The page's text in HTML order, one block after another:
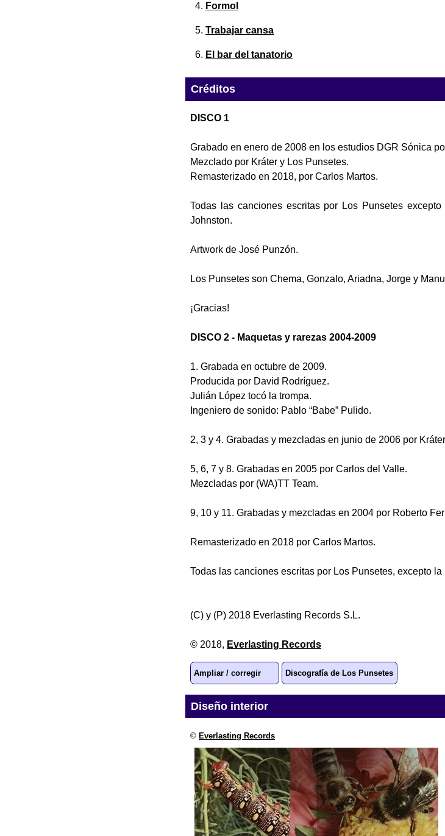
Formol
Trabajar cansa
El bar del tanatorio
Créditos
DISCO 1
Grabado en enero de 2008 en los estudios DGR Sónica
Mezclado por Kráter y Los Punsetes.
Remasterizado en 2018, por Carlos Martos.
Todas las canciones escritas por Los Punsetes
Johnston.
Artwork de José Punzón.
Los Punsetes son Chema, Gonzalo, Ariadna, Jorge y
¡Gracias!
DISCO 2 - Maquetas y rarezas 2004-2009
1. Grabada en octubre de 2009.
Producida por David Rodríguez.
Julián López tocó la trompa.
Ingeniero de sonido: Pablo “Babe” Pulido.
2, 3 y 4. Grabadas y mezcladas en junio de 2006 por
5, 6, 7 y 8. Grabadas en 2005 por Carlos del Valle.
Mezcladas por (WA)TT Team.
9, 10 y 11. Grabadas y mezcladas en 2004 por Roberto
Remasterizado en 2018 por Carlos Martos.
Todas las canciones escritas por Los Punsetes, excepto
(C) y (P) 2018 Everlasting Records S.L.
© 2018, Everlasting Records
Ampliar / corregir Discografía de Los Punsetes
Diseño interior
© Everlasting Records